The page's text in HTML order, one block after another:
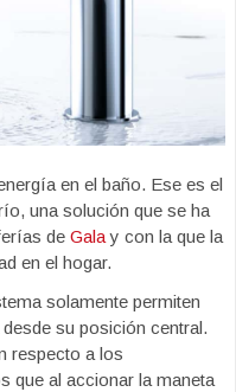
en el baño. Ese es el
una solución que se ha
de Galay con la que la
en el hogar.
solamente permiten
su posición central.
respecto a los
que al accionar la maneta